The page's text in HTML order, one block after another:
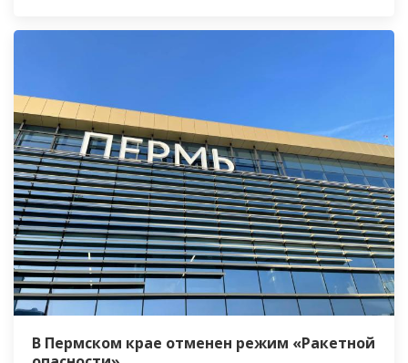
В Пермском крае отменен режим «Ракетной